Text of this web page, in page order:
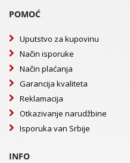
POMOĆ
Uputstvo za kupovinu
Način isporuke
Način plaćanja
Garancija kvaliteta
Reklamacija
Otkazivanje narudžbine
Isporuka van Srbije
INFO